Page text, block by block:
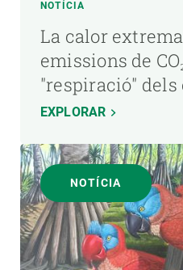
NOTÍCIA
La calor
emissions de
"respiració" dels
EXPLORAR
NOTÍCIA